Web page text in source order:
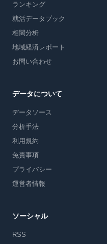
ランキング
就活データブック
相関分析
地域経済レポート
お問い合わせ
データについて
データソース
分析手法
利用規約
免責事項
プライバシー
運営者情報
ソーシャル
RSS